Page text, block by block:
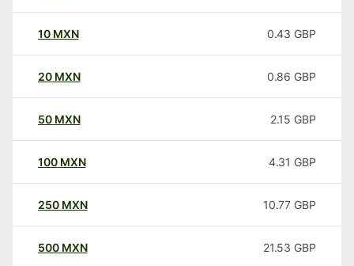
10 MXN 0.43 GBP
20 MXN 0.86 GBP
50 MXN 2.15 GBP
100 MXN 4.31 GBP
250 MXN 10.77 GBP
500 MXN 21.53 GBP